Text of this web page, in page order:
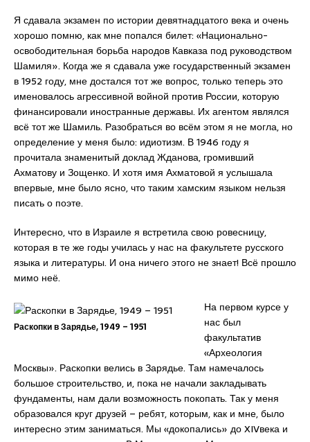
Я сдавала экзамен по истории девятнадцатого века и очень
хорошо помню, как мне попался билет: «Национально-
освободительная борьба народов Кавказа под руководством
Шамиля». Когда же я сдавала уже государственный экзамен
в 1952 году, мне достался тот же вопрос, только теперь это
именовалось агрессивной войной против России, которую
финансировали иностранные державы. Их агентом являлся
всё тот же Шамиль. Разобраться во всём этом я не могла, но
определение у меня было: идиотизм. В 1946 году я
прочитала знаменитый доклад Жданова, громивший
Ахматову и Зощенко. И хотя имя Ахматовой я услышала
впервые, мне было ясно, что таким хамским языком нельзя
писать о поэте.
Интересно, что в Израиле я встретила свою ровесницу,
которая в те же годы училась у нас на факультете русского
языка и литературы. И она ничего этого не знает! Всё прошло
мимо неё.
Раскопки в Зарядье, 1949 – 1951
На первом курсе у
нас был
факультатив
«Археология
Москвы». Раскопки велись в Зарядье. Там намечалось
большое строительство, и, пока не начали закладывать
фундаменты, нам дали возможность покопать. Так у меня
образовался круг друзей – ребят, которым, как и мне, было
интересно этим заниматься. Мы «докопались» до XIVвека и